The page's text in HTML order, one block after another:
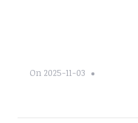
On 2025-11-03